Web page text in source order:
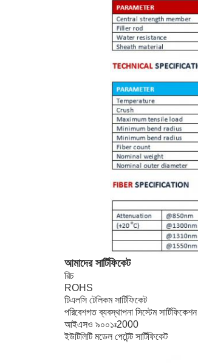
আমাদের সার্টিফিকেট
রিচ
ROHS
টিএলসি টেলিকম সার্টিফিকেট
পরিবেশগত ব্যবস্থাপনা সিস্টেম সার্টিফিকেশন
আইএসও ৯০০১ঃ2000
ইউটিলিটি মডেল পেটেন্ট সার্টিফিকেট